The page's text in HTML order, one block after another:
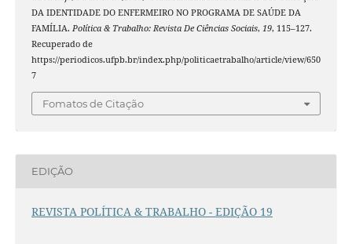
DA IDENTIDADE DO ENFERMEIRO NO PROGRAMA DE SAÚDE DA
FAMÍLIA. Política & Trabalho: Revista De Ciências Sociais, 19, 115–127.
Recuperado de
https://periodicos.ufpb.br/index.php/politicaetrabalho/article/view/650
7
Fomatos de Citação
EDIÇÃO
REVISTA POLÍTICA & TRABALHO - EDIÇÃO 19